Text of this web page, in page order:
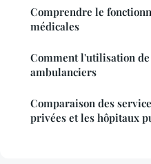
Comprendre le
médicales
Comment l'utilisation
ambulanciers
Comparaison des
privées et les hôpitaux